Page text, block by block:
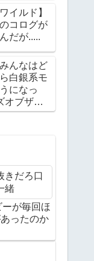
イルド】
コログが
だが.....
んなはど
白銀系モ
になっ
オブザキ
きだろ口
緒
が毎回ほ
ったのか